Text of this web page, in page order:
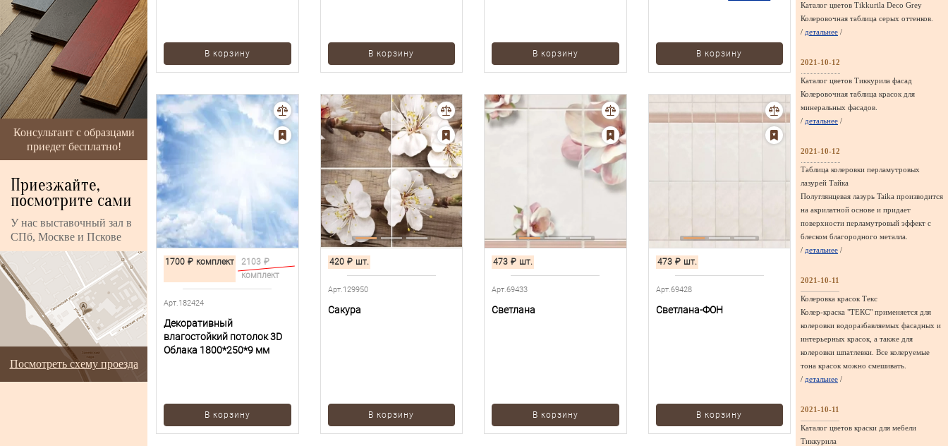
Консультант с образцами
приедет бесплатно!
Приезжайте,
посмотрите сами
У нас выставочный зал в
СПб, Москве и Пскове
Посмотреть схему проезда
В корзину В корзину В корзину В корзину
1700 ₽ комплект 2103 ₽
комплект
Арт.182424
Декоративный
влагостойкий потолок 3D
Облака 1800*250*9 мм
В корзину
420 ₽ шт.
Арт.129950
Сакура
В корзину
473 ₽ шт.
Арт.69433
Светлана
В корзину
473 ₽ шт.
Арт.69428
Светлана-ФОН
В корзину
Каталог цветов Tikkurila Deco Grey
Колеровочная таблица серых оттенков.
/ детальнее /
2021-10-12
Каталог цветов Тиккурила фасад
Колеровочная таблица красок для
минеральных фасадов.
/ детальнее /
2021-10-12
Таблица колеровки перламутровых
лазурей Тайка
Полуглянцевая лазурь Taika производится
на акрилатной основе и придает
поверхности перламутровый эффект с
блеском благородного металла.
/ детальнее /
2021-10-11
Колеровка красок Текс
Колер-краска "ТЕКС" применяется для
колеровки водоразбавляемых фасадных и
интерьерных красок, а также для
колеровки шпатлевки. Все колеруемые
тона красок можно смешивать.
/ детальнее /
2021-10-11
Каталог цветов краски для мебели
Тиккурила